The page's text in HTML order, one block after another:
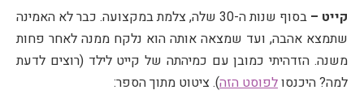
קייט –
בסוף שנות ה-30 שלה, צלמת במקצועה. כבר לא האמינה
שתמצא אהבה, ועד שמצאה אותה הוא נלקח ממנה לאחר פחות
משנה. הזדהיתי כמובן עם כמיהתה של קייט לילד (רוצים לדעת
למה? היכנסולפוסט הזה). ציטוט מתוך הספר: